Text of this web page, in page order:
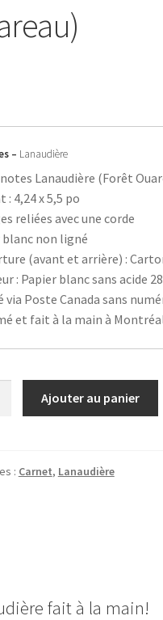
– Lanaudière
Lanaudière (Forêt
: 4,24 x 5,5 po
reliées avec une corde
blanc non ligné
(avant et arrière) :
: Papier blanc sans acide
via Poste Canada sans
et fait à la main à
Ajouter au panier
: Carnet, Lanaudière
fait à la main!